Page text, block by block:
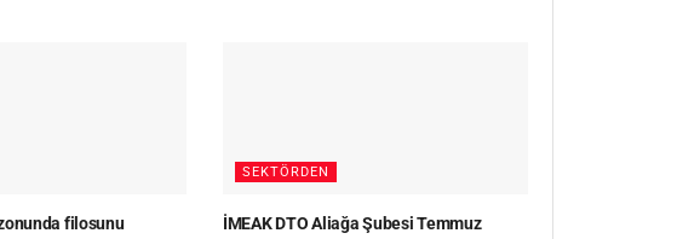
filosunu
SEKTÖRDEN
İMEAK DTO Aliağa Şubesi Temmuz